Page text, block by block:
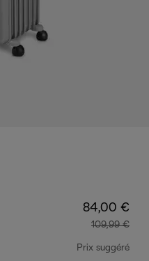
84,00 €
109,99 €
Prix suggéré